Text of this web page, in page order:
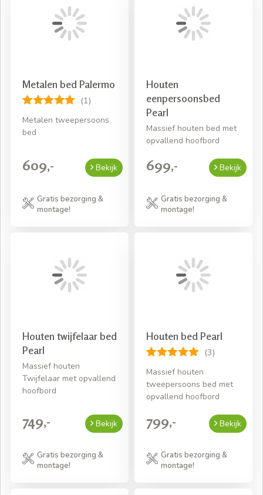
Metalen bed Palermo
(1)
Metalen tweepersoons
bed
609,- Bekijk
Gratis bezorging &
montage!
Houten
eenpersoonsbed
Pearl
Massief houten bed met
opvallend hoofbord
699,- Bekijk
Gratis bezorging &
montage!
Houten twijfelaar bed
Pearl
Massief houten
Twijfelaar met opvallend
hoofbord
749,- Bekijk
Gratis bezorging &
montage!
Houten bed Pearl
(3)
Massief houten
tweepersoons bed met
opvallend hoofbord
799,- Bekijk
Gratis bezorging &
montage!